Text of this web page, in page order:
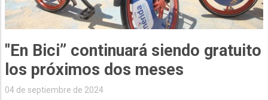
"En Bici” continuará siendo gratuito
los próximos dos meses
04 de septiembre de 2024